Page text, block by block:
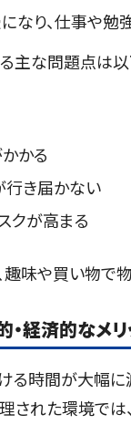
り、仕事や勉
主な問題点は以
かる
行き届かない
クが高まる
味や買い物で
経済的なメリ
る時間が大幅
された環境では